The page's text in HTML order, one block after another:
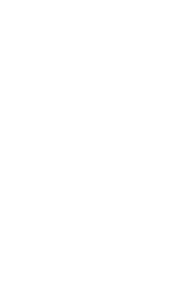
en
pas. Wie
klein deel
samen of
mooi staat te